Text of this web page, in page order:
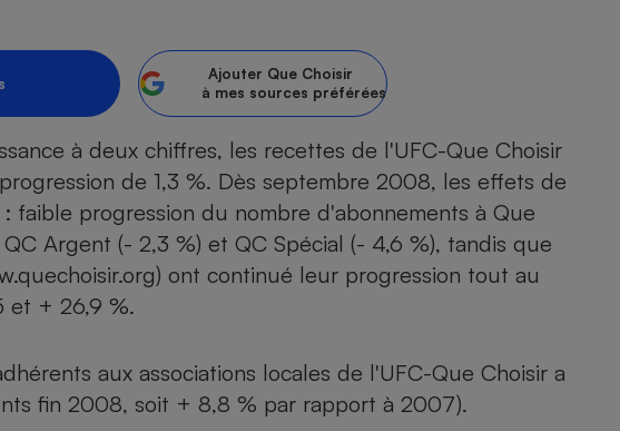
Ajouter Que Choisir
à mes sources préférées
à deux chiffres, les recettes de l'UFC-Que Choisir
de 1,3 %. Dès septembre 2008, les effets de
faible progression du nombre d'abonnements à Que
Argent (- 2,3 %) et QC Spécial (- 4,6 %), tandis que
ont continué leur progression tout au
et + 26,9 %.
aux associations locales de l'UFC-Que Choisir a
fin 2008, soit + 8,8 % par rapport à 2007).
Hygiène
- Drive
Circuits courts et
alimentation locale
Crédit
Fiscalité
routière
technique - Réparation
- Drive
Comparatif sèche-linge
réfrigérateur-congélateur
plaque à induction
hotte aspirante
climatiseur mobile
aspirateur traîneau
cafetière automatique
- Gaz
Panneaux
Comparatif smartphone
casque audio
barre de son
imprimante multifonction
ordinateur portable
tablette tactile
immobilier
Comparatif nettoyeur haute
pression
tondeuse robot
poêle à granulés
radiateur électrique
- Jardinage
Comparateur mutuelle
Comparateur des devis d’opticiens
Beauté
de santé - Complémentaire santé
de retraite
Obsèques - Pompes
funèbres
Puériculture - Produit
pour bébé